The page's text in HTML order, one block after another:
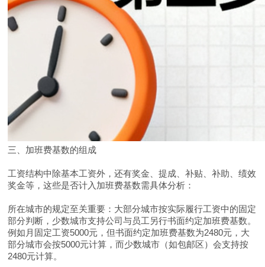
三、加班费基数的组成
工资结构中除基本工资外，还有奖金、提成、补贴、补助、绩效
奖金等，这些是否计入加班费基数需具体分析：
所在城市的规定至关重要：大部分城市按实际履行工资中的固定
部分判断，少数城市支持公司与员工另行书面约定加班费基数。
例如月固定工资5000元，但书面约定加班费基数为2480元，大
部分城市会按5000元计算，而少数城市（如包邮区）会支持按
2480元计算。